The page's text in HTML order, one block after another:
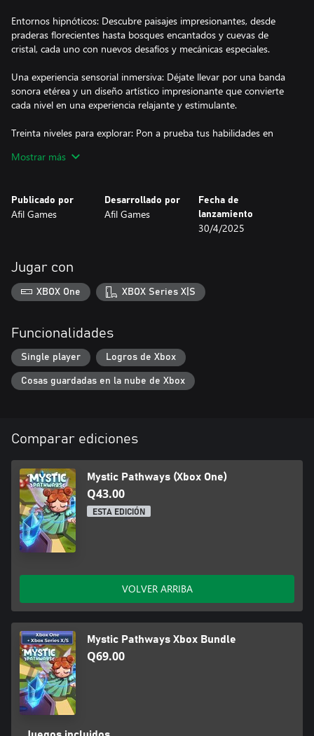
Entornos hipnóticos: Descubre paisajes impresionantes, desde
praderas florecientes hasta bosques encantados y cuevas de
cristal, cada uno con nuevos desafíos y mecánicas especiales.
Una experiencia sensorial inmersiva: Déjate llevar por una banda
sonora etérea y un diseño artístico impresionante que convierte
cada nivel en una experiencia relajante y estimulante.
Treinta niveles para explorar: Pon a prueba tus habilidades en
innovadoras a lo largo del camino.
una experiencia mágica, Mystic Pathways cautivará tu mente y tu
alma.
Mostrar más
Publicado por
Afil Games
Desarrollado por
Afil Games
Fecha de
lanzamiento
30/4/2025
Jugar con
XBOX One XBOX Series X|S
Funcionalidades
Single player Logros de Xbox
Cosas guardadas en la nube de Xbox
Comparar ediciones
Mystic Pathways (Xbox One)
Q43.00
ESTA EDICIÓN
VOLVER ARRIBA
Mystic Pathways Xbox Bundle
Q69.00